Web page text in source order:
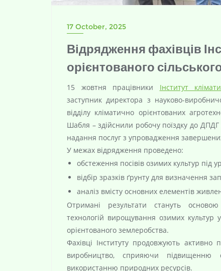
17 October, 2025
Відрядження фахівців
орієнтованого
15 жовтня працівники Інститут
заступник директора з науково-
відділу кліматично орієнтованих
Шабля – здійснили робочу поїздку до
надання послуг з упровадження
У межах відрядження проведено:
обстеження посівів озимих культур під
відбір зразків ґрунту для визначення
аналіз вмісту основних елементів
Отримані результати стануть
технологій вирощування озимих культур
орієнтованого землеробства.
Фахівці Інституту продовжують
виробництво, сприяючи підвищенню
використанню природних ресурсів.